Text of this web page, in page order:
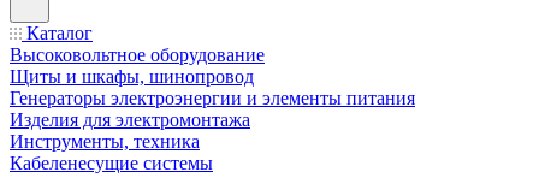
Каталог
Высоковольтное оборудование
Щиты и шкафы, шинопровод
Генераторы электроэнергии и элементы питания
Изделия для электромонтажа
Инструменты, техника
Кабеленесущие системы